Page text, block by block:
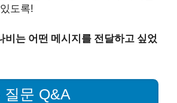
도록!
비는 어떤 메시지를 전달하고 싶었
질문 Q&A